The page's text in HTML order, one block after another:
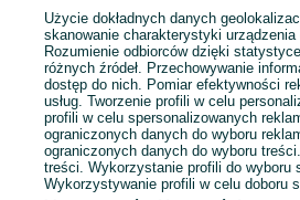
Popularne wyszukiwania
Użycie dokładnych danych
skanowanie charakterystyki
Rozumienie odbiorców dzięki
różnych źródeł. Przechowywanie
dostęp do nich. Pomiar efektywności
usług. Tworzenie profili w celu
profili w celu spersonalizowanych
ograniczonych danych do wyboru
ograniczonych danych do wyboru
treści. Wykorzystanie profili do wyboru
Wykorzystywanie profili w celu doboru